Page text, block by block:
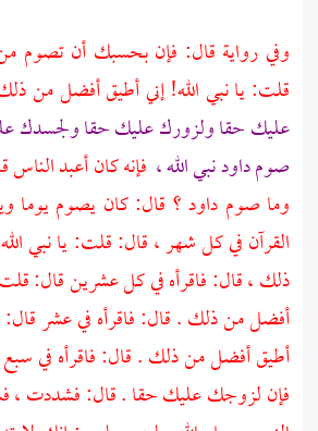
وفي رواية قال: فإن بحسبك أن تصوم
قلت: يا نبي الله! إني أطيق أفضل من
عليك حقا ولزورك عليك حقا ولجسدك
صومداودنبي الله ، فإنه كان أعبد
وما صوم داود ؟ قال: كان يصوم يوما
القرآن في كل شهر ، قال: قلت: يا نبي
ذلك ، قال: فاقرأه في كل عشرين قال: قلت:
أفضل من ذلك . قال: فاقرأه في عشر قال:
أطيق أفضل من ذلك . قال: فاقرأه في
فإن لزوجك عليك حقا . قال: فشددت ،